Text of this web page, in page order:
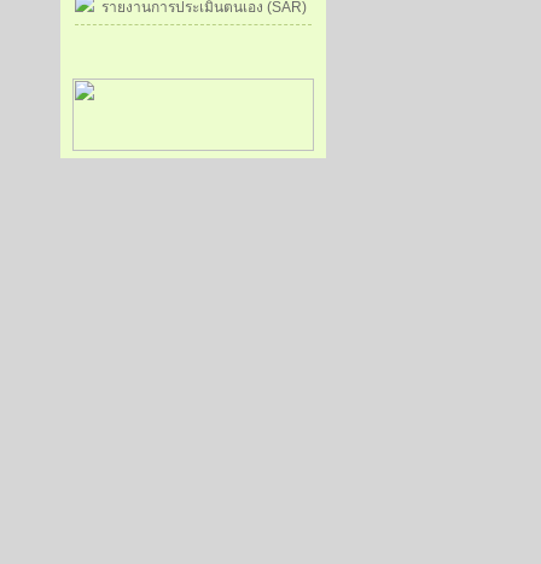
รายงานการประเมินตนเอง (SAR)